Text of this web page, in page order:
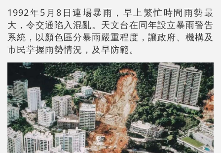
1992年5月8日連場暴雨，早上繁忙時間雨勢最
大，令交通陷入混亂。天文台在同年設立暴雨警告
系統，以顏色區分暴雨嚴重程度，讓政府、機構及
市民掌握雨勢情況，及早防範。